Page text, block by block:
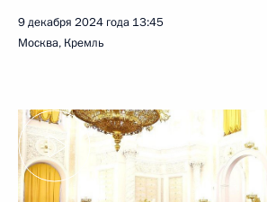
9 декабря 2024 года 13:45
Москва, Кремль